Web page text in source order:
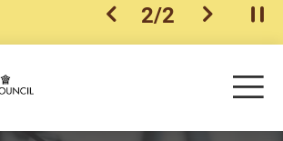
上一个
2/2 下一个开
目